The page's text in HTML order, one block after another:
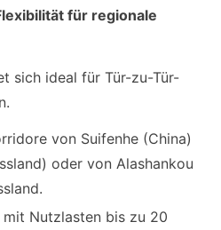
für regionale
sich ideal für Tür-zu-Tür-
von Suifenhe (China)
oder von Alashankou
mit Nutzlasten bis zu 20